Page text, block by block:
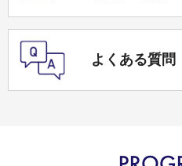
よくある質問